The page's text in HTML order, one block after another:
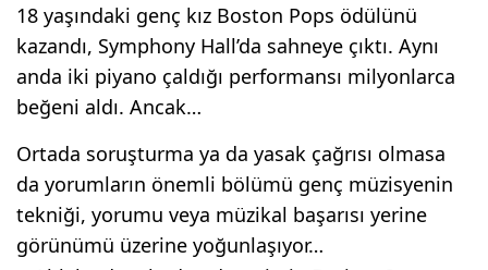
18 yaşındaki genç kız Boston Pops ödülünü
kazandı, Symphony Hall’da sahneye çıktı. Aynı
anda iki piyano çaldığı performansı milyonlarca
beğeni aldı. Ancak…
Ortada soruşturma ya da yasak çağrısı olmasa
da yorumların önemli bölümü genç müzisyenin
tekniği, yorumu veya müzikal başarısı yerine
görünümü üzerine yoğunlaşıyor…